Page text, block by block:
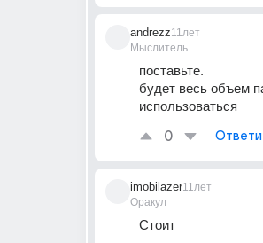
andrezz
Мыслитель
11лет
поставьте.
будет весь объем
использоваться
0
imobilazer
Оракул
11лет
Стоит